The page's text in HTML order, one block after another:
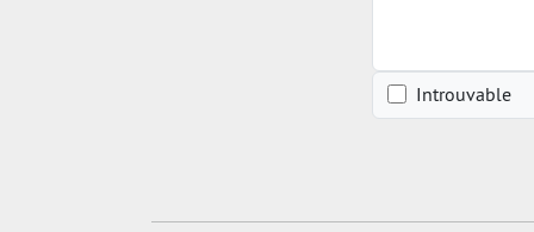
Introuvable